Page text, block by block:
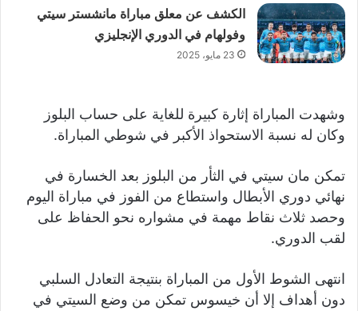
الكشف عن معلق مباراة مانشستر سيتي
وفولهام في الدوري الإنجليزي
23 مايو، 2025
وشهدت المباراة إثارة كبيرة للغاية على حساب البلوز
وكان له نسبة الاستحواذ الأكبر في شوطي المباراة.
تمكن مان سيتي في الثأر من البلوز بعد الخسارة في
نهائي دوري الأبطال واستطاع من الفوز في مباراة اليوم
وحصد ثلاث نقاط مهمة في مشواره نحو الحفاظ على
لقب الدوري.
انتهى الشوط الأول من المباراة بنتيجة التعادل السلبي
دون أهداف إلا أن خيسوس تمكن من وضع السيتي في